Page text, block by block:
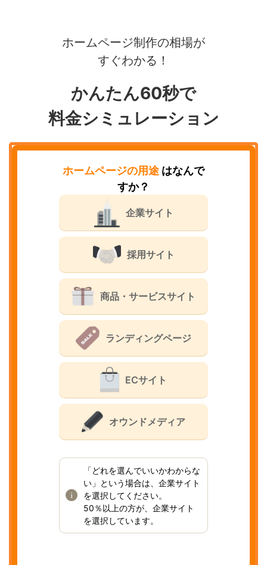
ホームページ制作の相場が
すぐわかる！
かんたん60秒で
料金シミュレーション
ホームページの用途 はなんで
すか？
企業サイト
採用サイト
商品・サービスサイト
ランディングページ
ECサイト
オウンドメディア
「どれを選んでいいかわからな
い」という場合は、企業サイト
を選択してください。
50％以上の方が、企業サイト
を選択しています。